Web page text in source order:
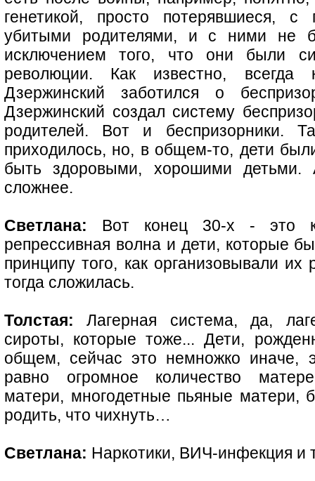
генетикой, просто потерявшиеся,
убитыми родителями, и с ними не
исключением того, что они были
революции. Как известно, всегда
Дзержинский заботился о
Дзержинский создал систему
родителей. Вот и
приходилось, но, в общем-то, дети
быть здоровыми, хорошими детьми.
сложнее.
Светлана: Вот конец 30-х - это
репрессивная волна и дети, которые
принципу того, как организовывали их
тогда сложилась.
Толстая: Лагерная система, да,
сироты, которые тоже... Дети,
общем, сейчас это немножко иначе,
равно огромное количество
матери, многодетные пьяные матери,
родить, что чихнуть…
Светлана: Наркотики, ВИЧ-инфекция и